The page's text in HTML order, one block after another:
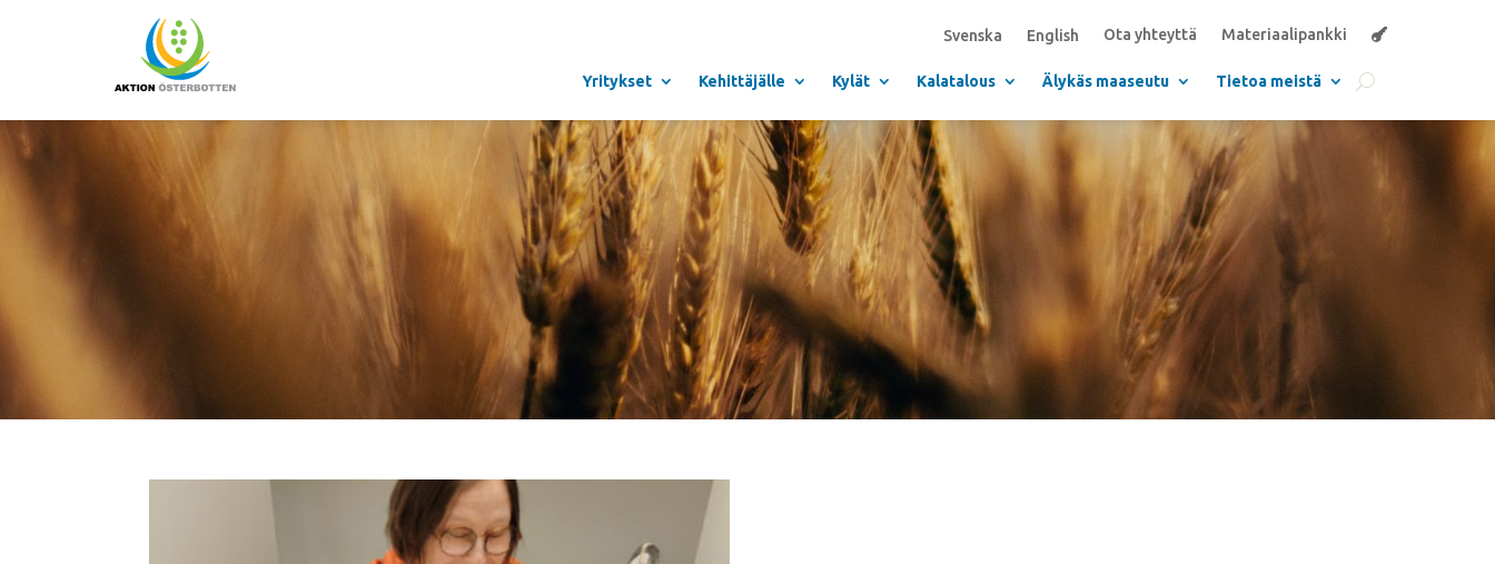
Svenska English Ota yhteyttä Materiaalipankki
Yritykset Kehittäjälle Kylät Kalatalous Älykäs maaseutu Tietoa meistä